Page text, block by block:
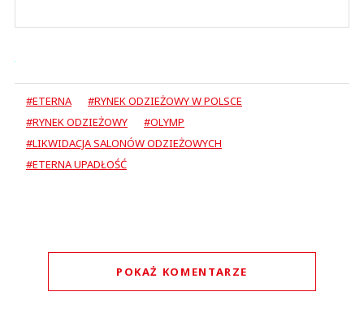
#ETERNA
#RYNEK ODZIEŻOWY W POLSCE
#RYNEK ODZIEŻOWY
#OLYMP
#LIKWIDACJA SALONÓW ODZIEŻOWYCH
#ETERNA UPADŁOŚĆ
POKAŻ KOMENTARZE